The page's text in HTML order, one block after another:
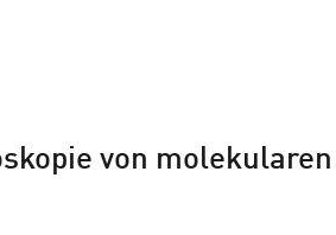
von molekularen
Säuren und Basen